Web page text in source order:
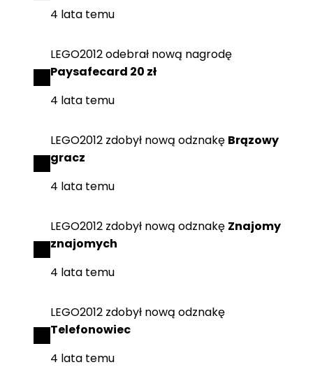
4 lata temu
LEGO2012odebrał nową nagrodę
Paysafecard 20 zł
4 lata temu
LEGO2012 zdobył nową odznakę Brązowy
gracz
4 lata temu
LEGO2012 zdobył nową odznakę Znajomy
znajomych
4 lata temu
LEGO2012 zdobył nową odznakę
Telefonowiec
4 lata temu